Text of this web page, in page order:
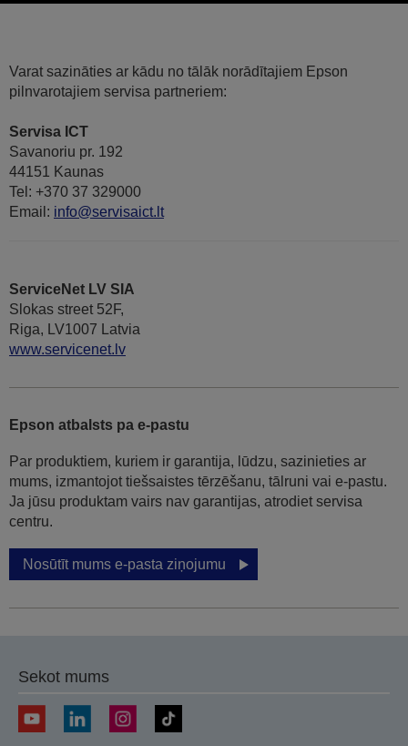
Varat sazināties ar kādu no tālāk norādītajiem Epson
pilnvarotajiem servisa partneriem:
Servisa ICT
Savanoriu pr. 192
44151 Kaunas
Tel: +370 37 329000
Email: info@servisaict.lt
ServiceNet LV SIA
Slokas street 52F,
Riga, LV1007 Latvia
www.servicenet.lv
Epson atbalsts pa e-pastu
Par produktiem, kuriem ir garantija, lūdzu, sazinieties ar
mums, izmantojot tiešsaistes tērzēšanu, tālruni vai e-pastu.
Ja jūsu produktam vairs nav garantijas, atrodiet servisa
centru.
Nosūtīt mums e-pasta ziņojumu
Sekot mums